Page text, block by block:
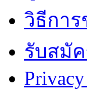
วิธีการ
รับสมั